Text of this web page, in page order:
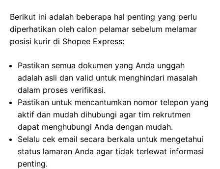
Berikut ini adalah beberapa hal penting yang perlu
diperhatikan oleh calon pelamar sebelum melamar
posisi kurir di Shopee Express:
Pastikan semua dokumen yang Anda unggah
adalah asli dan valid untuk menghindari masalah
dalam proses verifikasi.
Pastikan untuk mencantumkan nomor telepon yang
aktif dan mudah dihubungi agar tim rekrutmen
dapat menghubungi Anda dengan mudah.
Selalu cek email secara berkala untuk mengetahui
status lamaran Anda agar tidak terlewat informasi
penting.